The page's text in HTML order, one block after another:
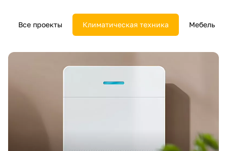
Все проекты Климатическая техника Мебель